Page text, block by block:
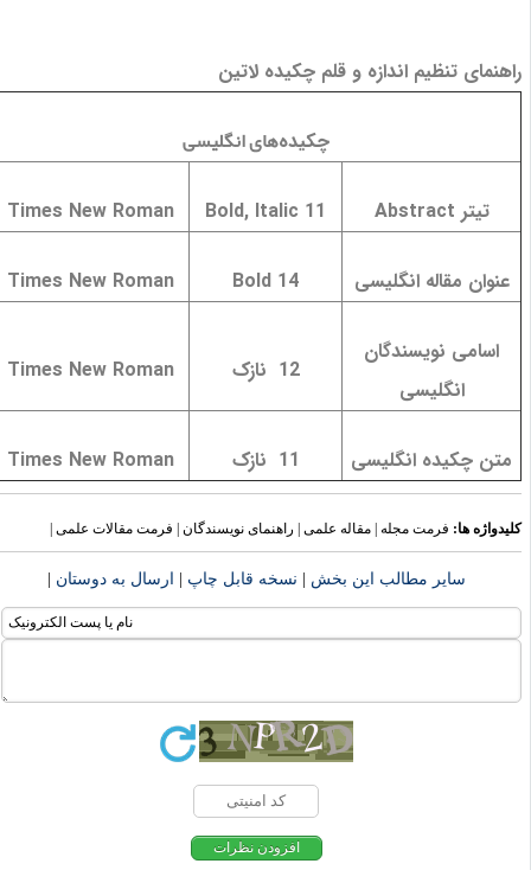
تنظیم اندازه و قلم چکیده لاتین
چکیدههای انگلیسی
تیترAbstract
11
Bold, Italic
Times New Roman
عنوان مقاله انگلیسی 14
Bold
Times New Roman
اسامی نویسندگان
انگلیسی
12 نازک Times New Roman
متن چکیده انگلیسی 11 نازک Times New Roman
ها:فرمت مجله | مقاله علمی | راهنمای نویسندگان | فرمت مقالات علمی |
سایر مطالب این بخش|نسخه قابل چاپ|ارسال به دوستان|